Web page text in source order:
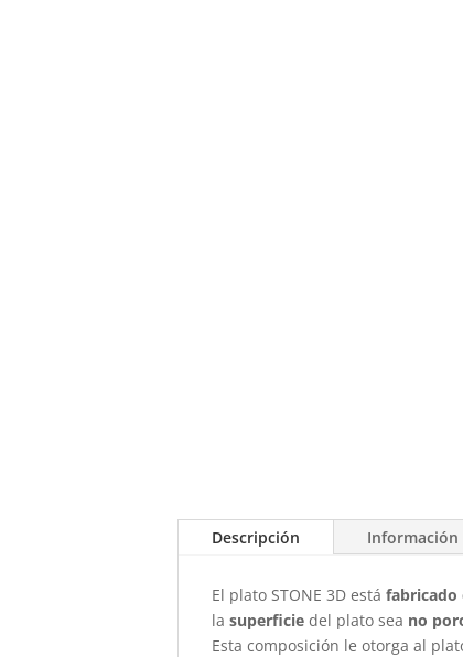
Descripción Información
El plato STONE 3D estáfabricado
lasuperficiedel plato sea no
Esta composición le otorga al